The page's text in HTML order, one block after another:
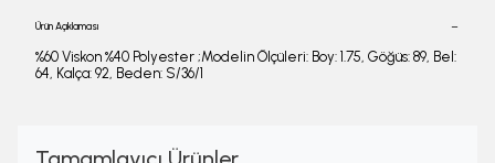
Ürün Açıklaması
%60 Viskon %40 Polyester ;Modelin Ölçüleri: Boy: 1.75, Göğüs: 89, Bel:
64, Kalça: 92, Beden: S/36/1